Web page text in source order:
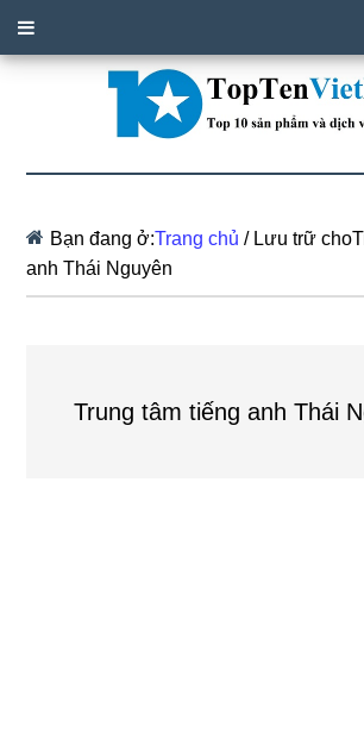
Bạn đang ở:Trang chủ /Lưu trữ
anh Thái Nguyên
Trung tâm tiếng anh Thái